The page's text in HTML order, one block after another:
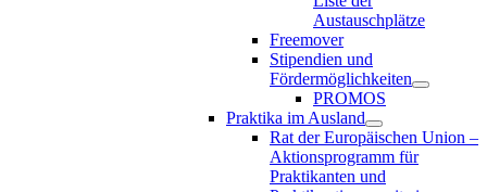
Austauschplätze
Freemover
Stipendien und
Fördermöglichkeiten
PROMOS
Praktika im Ausland
Rat der Europäischen Union –
Aktionsprogramm für
Praktikanten und